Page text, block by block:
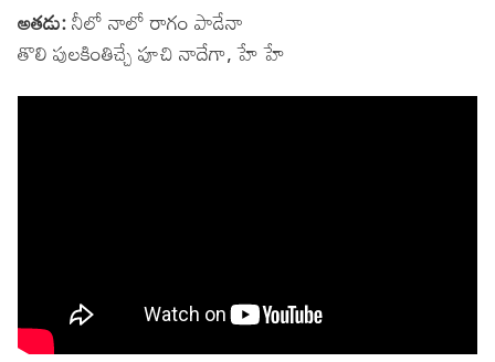
అతడు:నీలో నాలో రాగం పాడేనా
తొలి పులకింతిచ్చే పూచి నాదేగా, హే హే